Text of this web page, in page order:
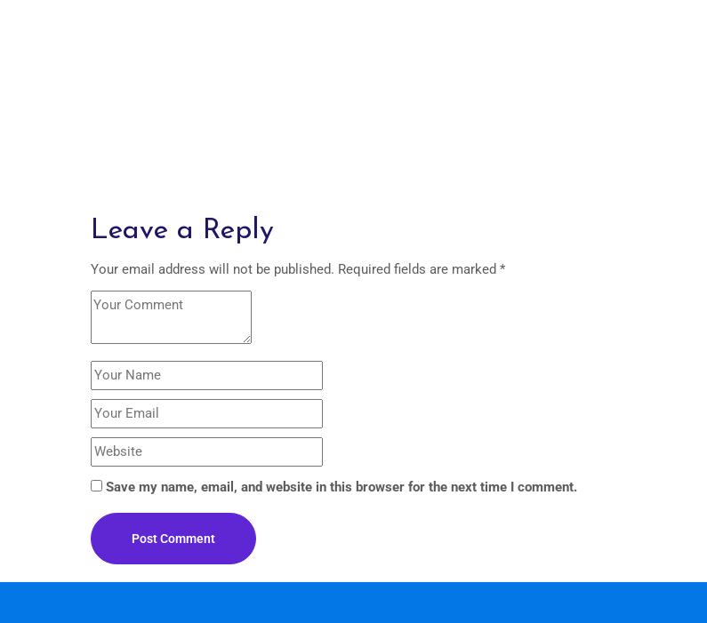
Leave a Reply
Your email address will not be published. Required fields are marked *
Save my name, email, and website in this browser for the next time I comment.
Post Comment